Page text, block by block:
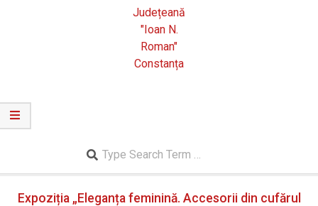
Search
Navigation
Expoziția „Eleganța feminină. Accesorii din cufărul